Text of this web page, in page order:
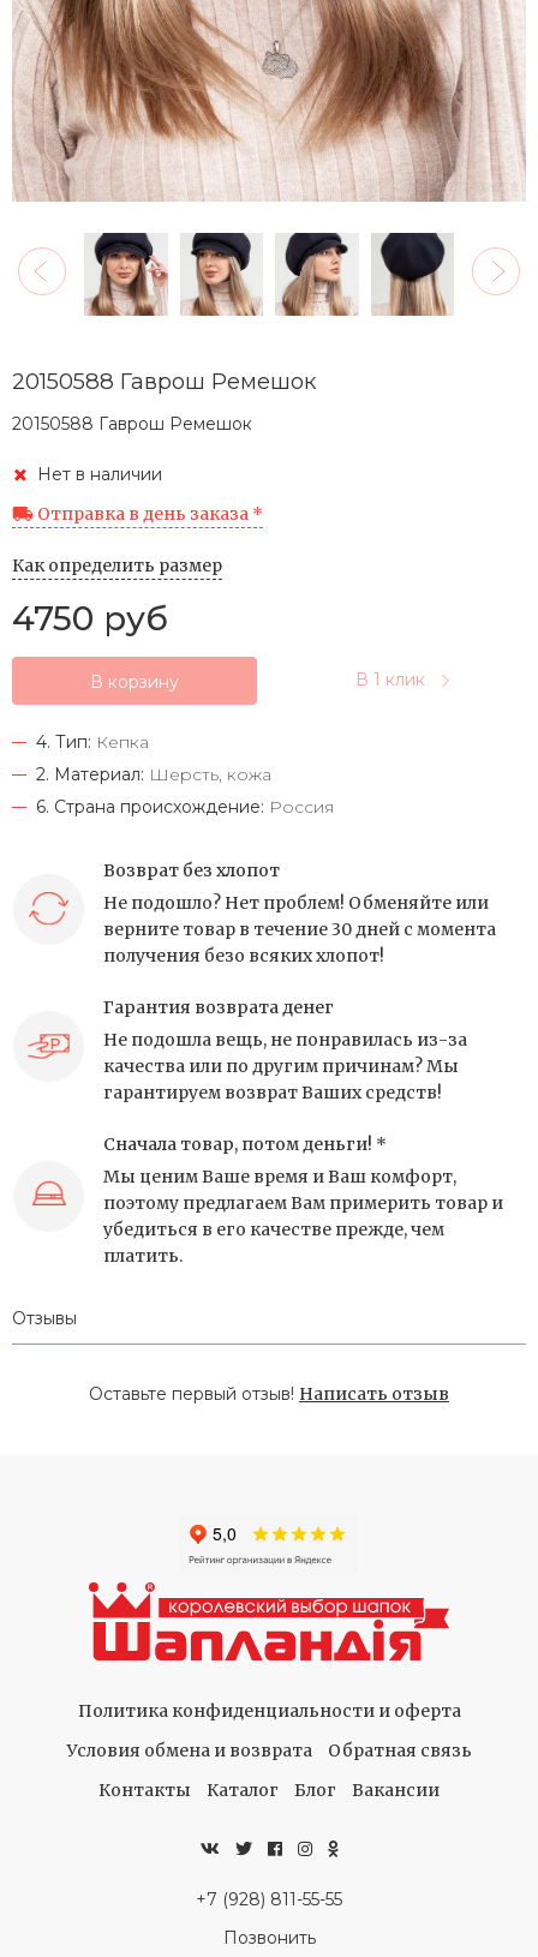
20150588 Гаврош Ремешок
20150588 Гаврош Ремешок
Нет в наличии
Отправка в день заказа *
Как определить размер
4750 руб
В корзину В 1 клик
4. Тип: Кепка
2. Материал: Шерсть, кожа
6. Страна происхождение: Россия
Возврат без хлопот
Не подошло? Нет проблем! Обменяйте или
верните товар в течение 30 дней с момента
получения безо всяких хлопот!
Гарантия возврата денег
Не подошла вещь, не понравилась из-за
качества или по другим причинам? Мы
гарантируем возврат Ваших средств!
Сначала товар, потом деньги! *
Мы ценим Ваше время и Ваш комфорт,
поэтому предлагаем Вам примерить товар и
убедиться в его качестве прежде, чем
платить.
Отзывы
Оставьте первый отзыв! Написать отзыв
Политика конфиденциальности и оферта
Условия обмена и возврата
Обратная связь
Контакты
Каталог Блог Вакансии
+7 (928) 811-55-55
Позвонить